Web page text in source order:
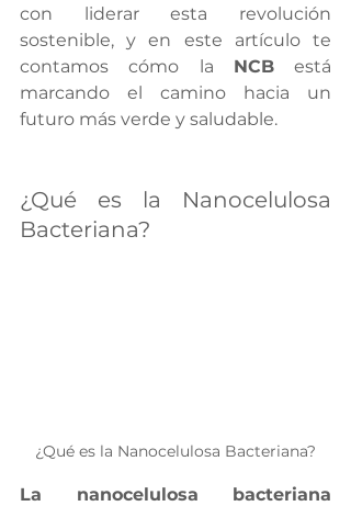
con liderar esta revolución
sostenible, y en este artículo te
contamos cómo la NCB está
marcando el camino hacia un
futuro más verde y saludable.
¿Qué es la Nanocelulosa
Bacteriana?
¿Qué es la Nanocelulosa Bacteriana?
La nanocelulosa bacteriana